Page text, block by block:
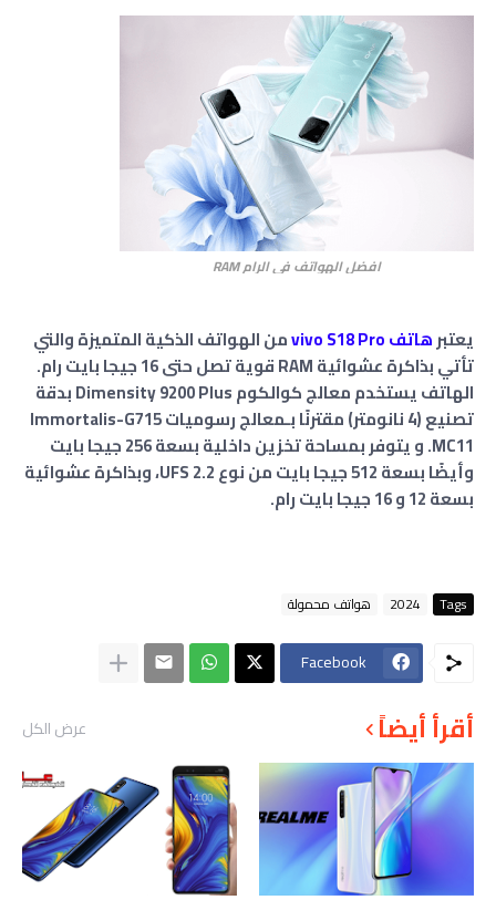
افضل الهواتف في الرام RAM
يعتبرهاتف vivo S18 Pro
من الهواتف الذكية المتميزة والتي
تأتي بذاكرة عشوائية RAM قوية تصل حتى 16 جيجا بايت رام.
الهاتف يستخدم معالج كوالكوم Dimensity 9200 Plus بدقة
تصنيع (4 نانومتر) مقترنًا بـمعالج رسوميات Immortalis-G715
MC11. و يتوفر بمساحة تخزين داخلية بسعة 256 جيجا بايت
وأيضًا بسعة 512 جيجا بايت من نوع UFS 2.2، وبذاكرة عشوائية
بسعة 12 و 16 جيجا بايت رام.
Tags
2024 هواتف محمولة
Facebook
أقرأ أيضاً عرض الكل